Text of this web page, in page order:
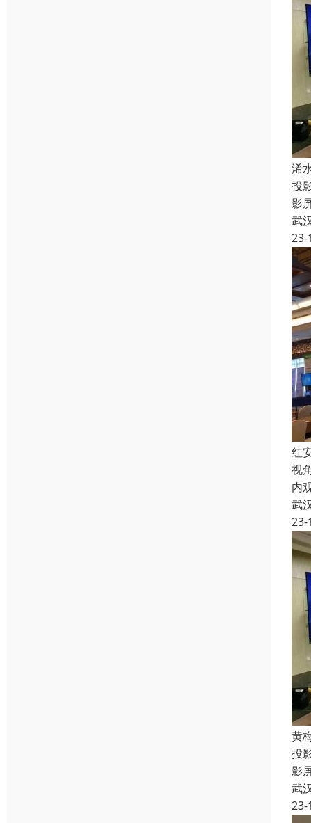
浠
投
影
武
23-
红
视
内
武
23-
黄
投
影
武
23-